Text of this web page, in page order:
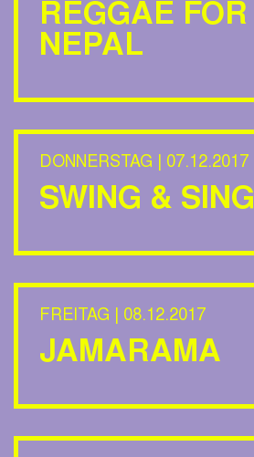
REGGAE FOR
NEPAL
DONNERSTAG | 07.12.2017
SWING & SING
FREITAG | 08.12.2017
JAMARAMA